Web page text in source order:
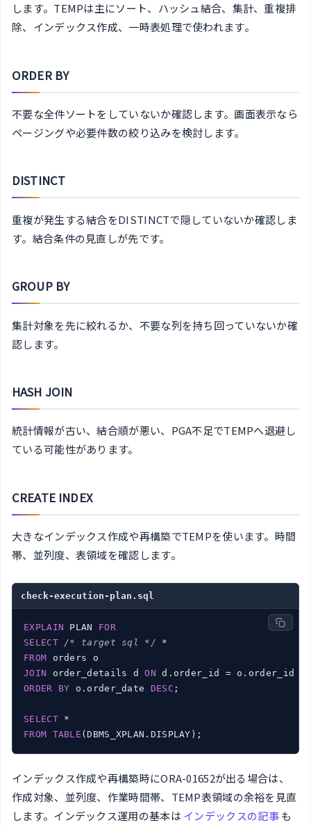
します。TEMPは主にソート、ハッシュ結合、集計、重複排
除、インデックス作成、一時表処理で使われます。
ORDER BY
不要な全件ソートをしていないか確認します。画面表示なら
ページングや必要件数の絞り込みを検討します。
DISTINCT
重複が発生する結合をDISTINCTで隠していないか確認しま
す。結合条件の見直しが先です。
GROUP BY
集計対象を先に絞れるか、不要な列を持ち回っていないか確
認します。
HASH JOIN
統計情報が古い、結合順が悪い、PGA不足でTEMPへ退避し
ている可能性があります。
CREATE INDEX
大きなインデックス作成や再構築でTEMPを使います。時間
帯、並列度、表領域を確認します。
check-execution-plan.sql
EXPLAIN PLAN FOR
SELECT
/* target sql */
FROM
JOIN order_details d ON
ORDER
BY o.order_date DESC ;
SELECT
FROM TABLE (DBMS_XPLAN.DISPLAY);
インデックス作成や再構築時にORA-01652が出る場合は、
作成対象、並列度、作業時間帯、TEMP表領域の余裕を見直
します。インデックス運用の基本は インデックスの記事も